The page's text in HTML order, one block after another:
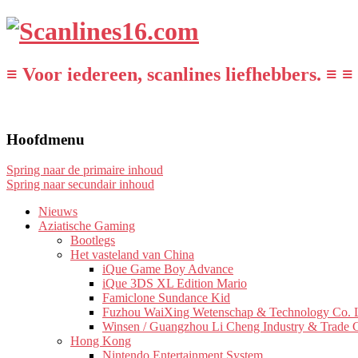
≡ Voor iedereen, scanlines liefhebbers. ≡ ≡
Hoofdmenu
Spring naar de primaire inhoud
Spring naar secundair inhoud
Nieuws
Aziatische Gaming
Bootlegs
Het vasteland van China
iQue Game Boy Advance
iQue 3DS XL Edition Mario
Famiclone Sundance Kid
Fuzhou WaiXing Wetenschap & Technology Co.
Winsen / Guangzhou Li Cheng Industry & Trade
Hong Kong